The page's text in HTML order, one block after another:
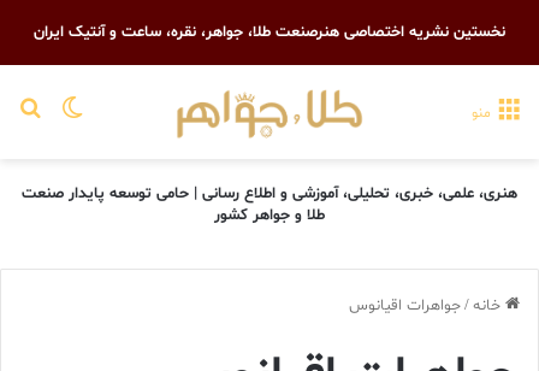
نخستین نشریه اختصاصی هنرصنعت طلا، جواهر، نقره، ساعت و آنتیک ایران
تغییر منو
هنری، علمی، خبری، تحلیلی، آموزشی و اطلاع رسانی | حامی توسعه پایدار صنعت
طلا و جواهر کشور
خانه/جواهرات اقیانوس